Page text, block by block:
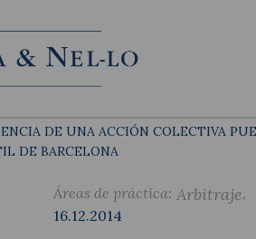
DE UNA ACCIÓN COLECTIVA
DE BARCELONA
Áreas de práctica: Arbitraje
16.12.2014